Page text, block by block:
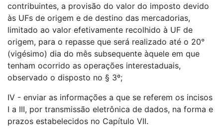
contribuintes, a provisão do valor do imposto devido
às UFs de origem e de destino das mercadorias,
limitado ao valor efetivamente recolhido à UF de
origem, para o repasse que será realizado até o 20°
(vigésimo) dia do mês subsequente àquele em que
tenham ocorrido as operações interestaduais,
observado o disposto no § 3º;
IV - enviar as informações a que se referem os incisos
I a III, por transmissão eletrônica de dados, na forma e
prazos estabelecidos no Capítulo VII.